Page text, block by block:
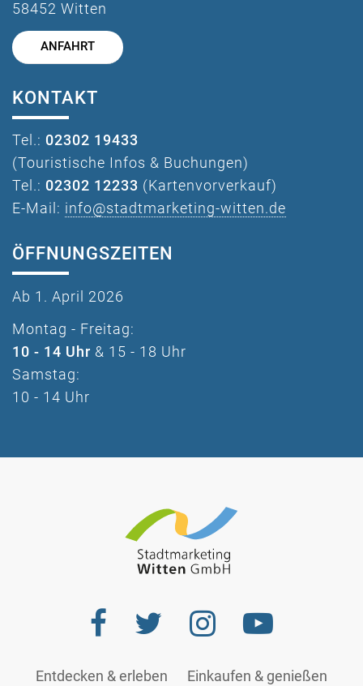
58452 Witten
ANFAHRT
KONTAKT
Tel.: 02302 19433
(Touristische Infos & Buchungen)
Tel.: 02302 12233 (Kartenvorverkauf)
E-Mail: info@stadtmarketing-witten.de
ÖFFNUNGSZEITEN
Ab 1. April 2026
Montag - Freitag:
10 - 14 Uhr & 15 - 18 Uhr
Samstag:
10 - 14 Uhr
Entdecken & erleben Einkaufen & genießen